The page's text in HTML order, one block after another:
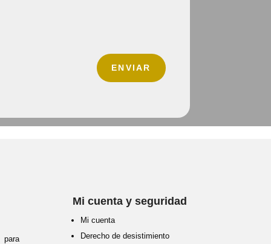
ENVIAR
Mi cuenta y seguridad
Mi cuenta
Derecho de desistimiento